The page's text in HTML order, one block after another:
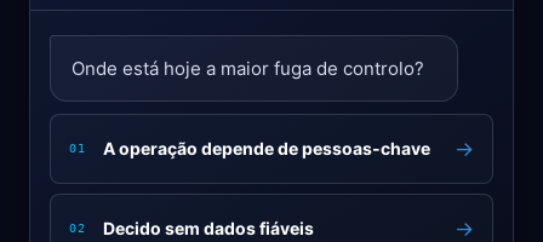
Onde está hoje a maior fuga de controlo?
01 A operação depende de pessoas-chave →
02 Decido sem dados fiáveis →